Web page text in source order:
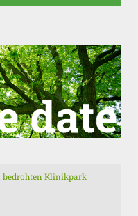
bedrohten Klinikpark